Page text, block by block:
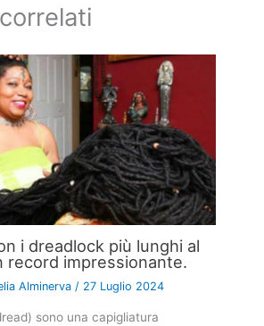
i dreadlock più lunghi al
record impressionante.
Alminerva / 27 Luglio 2024
sono una capigliatura